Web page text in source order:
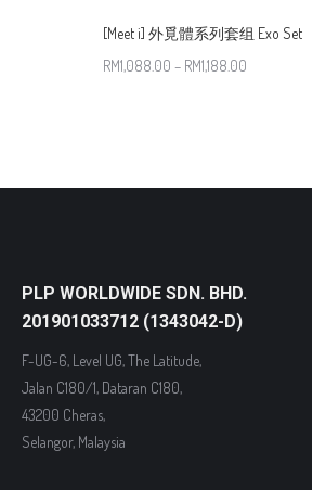
[Meet i] 外覓體系列套组 Exo Set
RM1,088.00 – RM1,188.00
PLP WORLDWIDE SDN. BHD.
201901033712 (1343042-D)
F-UG-6, Level UG, The Latitude,
Jalan C180/1, Dataran C180,
43200 Cheras,
Selangor, Malaysia